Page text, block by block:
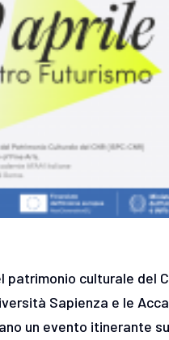
patrimonio culturale del
Sapienza e le
un evento itinerante